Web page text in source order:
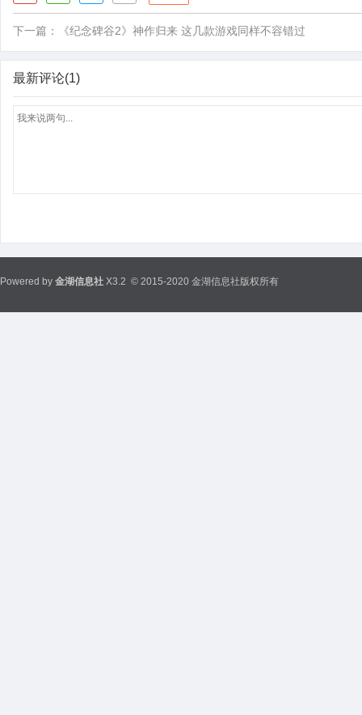
下一篇： 《纪念碑谷2》神作归来 这几款游戏同样不容错过
最新评论(1)
Powered by 金湖信息社 X3.2 © 2015-2020 金湖信息社版权所有